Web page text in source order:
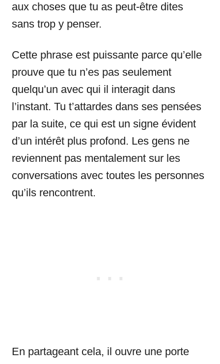
aux choses que tu as peut-être dites
sans trop y penser.
Cette phrase est puissante parce qu’elle
prouve que tu n’es pas seulement
quelqu’un avec qui il interagit dans
l’instant. Tu t’attardes dans ses pensées
par la suite, ce qui est un signe évident
d’un intérêt plus profond. Les gens ne
reviennent pas mentalement sur les
conversations avec toutes les personnes
qu’ils rencontrent.
En partageant cela, il ouvre une porte